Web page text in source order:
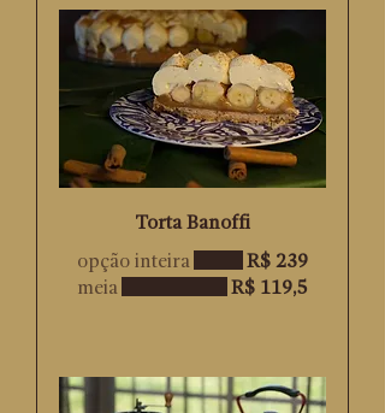
Torta Banoffi
opção inteira
R$ 239
meia
R$ 119,5